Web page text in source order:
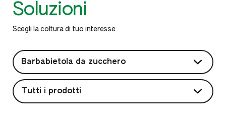
Soluzioni
Scegli la coltura di tuo interesse